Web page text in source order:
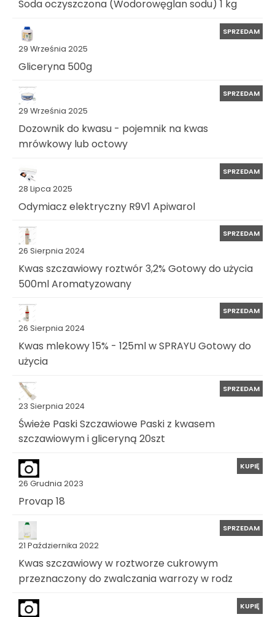
Soda oczyszczona (Wodorowęglan sodu) 1 kg
29 Września 2025
SPRZEDAM
Gliceryna 500g
29 Września 2025
SPRZEDAM
Dozownik do kwasu - pojemnik na kwas
mrówkowy lub octowy
28 Lipca 2025
SPRZEDAM
Odymiacz elektryczny R9V1 Apiwarol
26 Sierpnia 2024
SPRZEDAM
Kwas szczawiowy roztwór 3,2% Gotowy do użycia
500ml Aromatyzowany
26 Sierpnia 2024
SPRZEDAM
Kwas mlekowy 15% - 125ml w SPRAYU Gotowy do
użycia
23 Sierpnia 2024
SPRZEDAM
Świeże Paski Szczawiowe Paski z kwasem
szczawiowym i gliceryną 20szt
26 Grudnia 2023
KUPIĘ
Provap 18
21 Października 2022
SPRZEDAM
Kwas szczawiowy w roztworze cukrowym
przeznaczony do zwalczania warrozy w rodz
KUPIĘ